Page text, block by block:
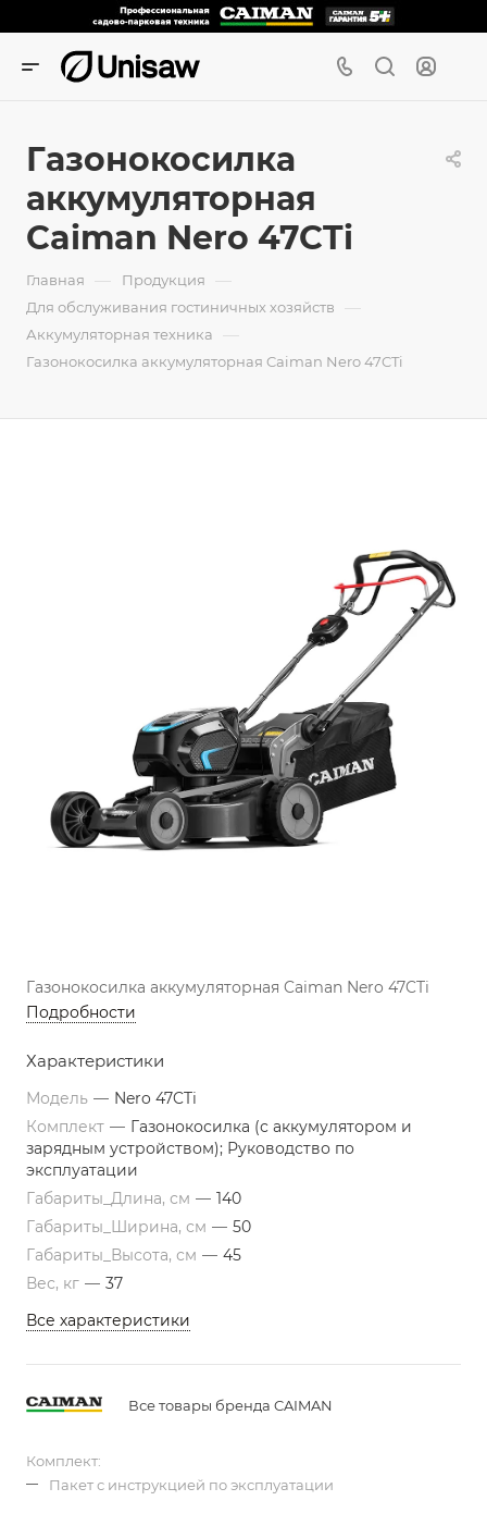
Газонокосилка
аккумуляторная
Caiman Nero 47CTi
Главная — Продукция —
Для обслуживания гостиничных хозяйств —
Аккумуляторная техника —
Газонокосилка аккумуляторная Caiman Nero 47CTi
Газонокосилка аккумуляторная Caiman Nero 47CTi
Подробности
Характеристики
Модель — Nero 47CTi
Комплект — Газонокосилка (с аккумулятором и
зарядным устройством); Руководство по
эксплуатации
Габариты_Длина, см — 140
Габариты_Ширина, см — 50
Габариты_Высота, см — 45
Вес, кг — 37
Все характеристики
Все товары бренда CAIMAN
Комплект:
Пакет с инструкцией по эксплуатации